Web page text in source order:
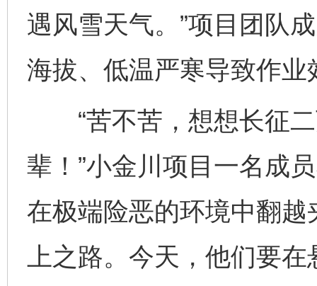
遇风雪天气。”项目团队
海拔、低温严寒导致作业
“苦不苦，想想长征二
辈！”小金川项目一名成
在极端险恶的环境中翻
上之路。今天，他们要